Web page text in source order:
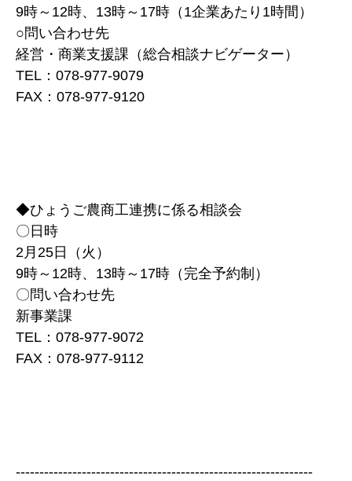
9時～12時、13時～17時（1企業あたり1時間）
○問い合わせ先
経営・商業支援課（総合相談ナビゲーター）
TEL：078-977-9079
FAX：078-977-9120
◆ひょうご農商工連携に係る相談会
〇日時
2月25日（火）
9時～12時、13時～17時（完全予約制）
〇問い合わせ先
新事業課
TEL：078-977-9072
FAX：078-977-9112
---------------------------------------------------------------